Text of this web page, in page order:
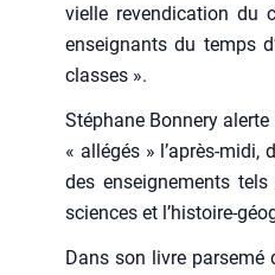
vielle reven­di­ca­tion du
ensei­gnants du temps
classes ».
Sté­phane Bon­ne­ry
« allé­gés » l’après-midi,
des ensei­gne­ments
sciences et l’histoire-
Dans son livre par­se­mé